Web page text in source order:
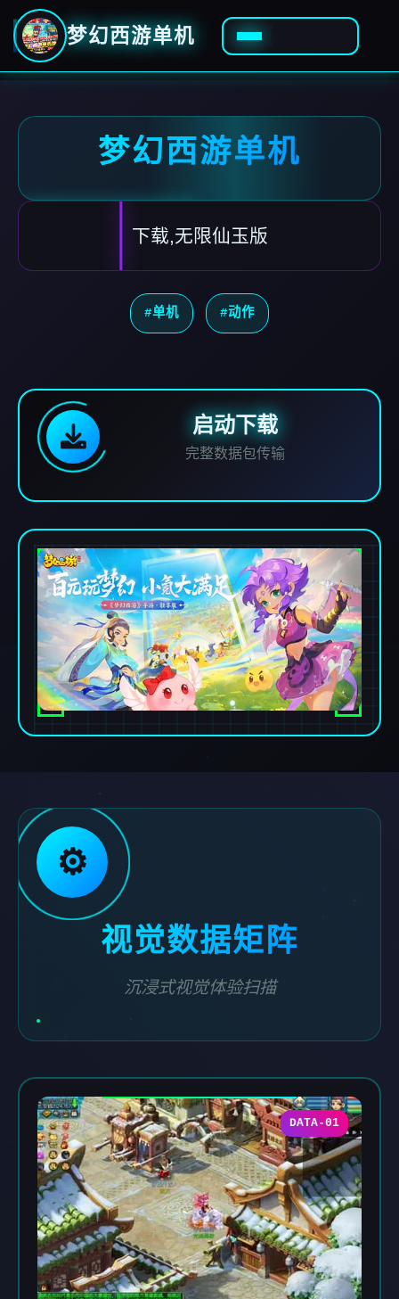
梦幻西游单机
梦幻西游单机
下载,无限仙玉版
#单机 #动作
启动下载
完整数据包传输
⚙️
视觉数据矩阵
沉浸式视觉体验扫描
DATA-01